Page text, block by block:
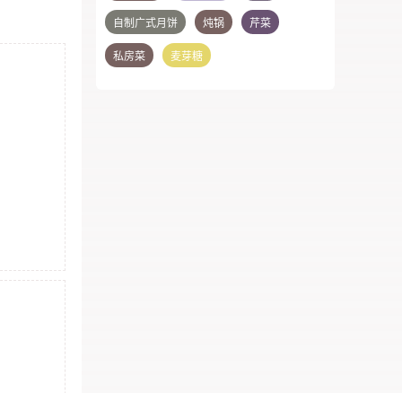
自制广式月饼 炖锅 芹菜
私房菜 麦芽糖